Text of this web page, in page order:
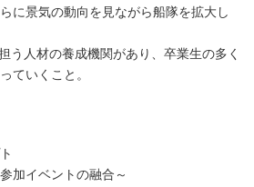
に景気の動向を見ながら船隊を拡大し
う人材の養成機関があり、卒業生の多く
ていくこと。
加イベントの融合～